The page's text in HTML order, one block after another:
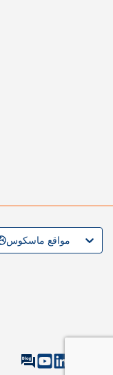
مواقع ماسكوس